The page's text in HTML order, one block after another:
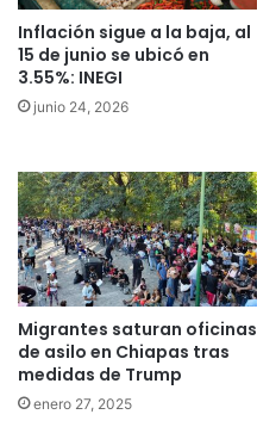
Inflación sigue a la baja, al
15 de junio se ubicó en
3.55%: INEGI
junio 24, 2026
Migrantes saturan oficinas
de asilo en Chiapas tras
medidas de Trump
enero 27, 2025